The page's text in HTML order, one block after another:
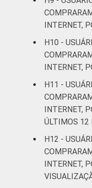
INTERNET,
H10 -
INTERNET,
H11 -
INTERNET,
ÚLTIMOS 12
H12 -
INTERNET,